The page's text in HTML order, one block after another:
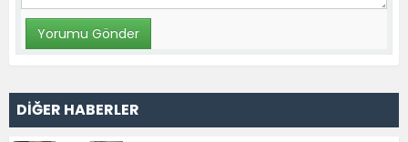
DİĞER HABERLER